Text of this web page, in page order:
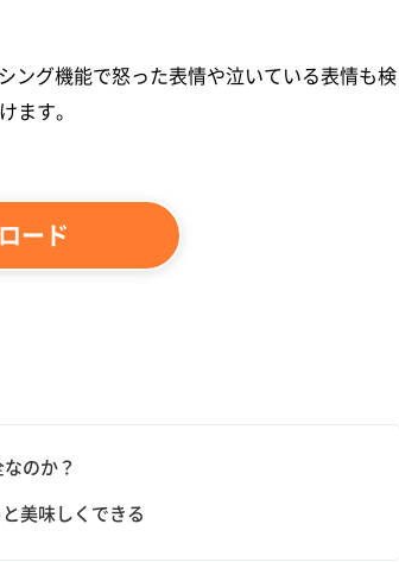
ング機能で怒った表情や泣いている表情も検
ます。
ード
のか？
美味しくできる